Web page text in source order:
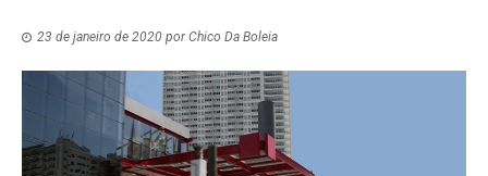
23 de janeiro de 2020 porChico Da Boleia